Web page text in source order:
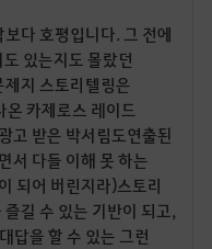
다 호평입니다. 그 전에
있는지도 몰랐던
지 스토리텔링은
카제로스 레이드
고 받은 박서림도연출된
서 다들 이해 못 하는
되어 버린지라)스토리
길 수 있는 기반이 되고,
답을 할 수 있는 그런